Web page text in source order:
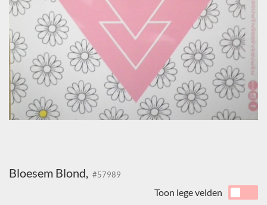
Bloesem Blond, #57989
Toon lege velden